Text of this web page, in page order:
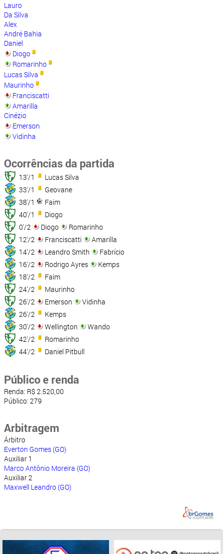
Lauro
Da Silva
Alex
André Bahia
Daniel
Diogo
Romarinho
Lucas Silva
Maurinho
Franciscatti
Amarilla
Cinézio
Emerson
Vidinha
Ocorrências da partida
13'/1
Lucas Silva
33'/1
Geovane
38'/1
Faim
40'/1
Diogo
0'/2
Diogo
Romarinho
12'/2
Franciscatti
Amarilla
14'/2
Leandro Smith
Fabrício
16'/2
Rodrigo Ayres
Kemps
18'/2
Faim
24'/2
Maurinho
26'/2
Emerson
Vidinha
26'/2
Kemps
30'/2
Wellington
Wando
42'/2
Romarinho
44'/2
Daniel Pitbull
Público e renda
Renda: R$ 2.520,00
Público: 279
Arbitragem
Árbitro
Everton Gomes (GO)
Auxiliar 1
Marco Antônio Moreira (GO)
Auxiliar 2
Maxwell Leandro (GO)